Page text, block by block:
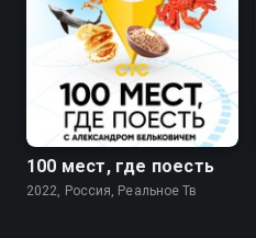
8.8
100 мест, где поесть
2022, Россия, Реальное Тв